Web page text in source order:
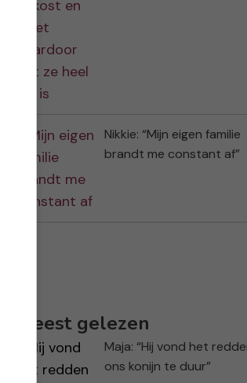
Nikkie: “Mijn eigen familie
brandt me constant af”
Meest gelezen
Maja: “Hij vond het
ons konijn te duur”